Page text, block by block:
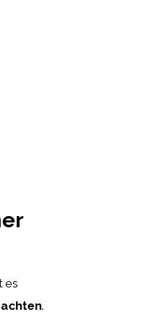
es
.